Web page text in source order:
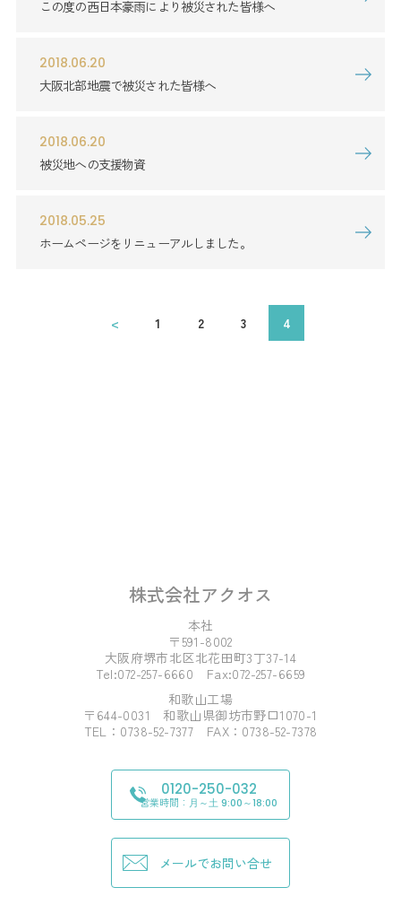
この度の西日本豪雨により被災された皆様へ
2018.06.20
大阪北部地震で被災された皆様へ
2018.06.20
被災地への支援物資
2018.05.25
ホームページをリニューアルしました。
< 1 2 3 4
株式会社アクオス
本社
〒591-8002
大阪府堺市北区北花田町3丁37-14
Tel:072-257-6660 Fax:072-257-6659
和歌山工場
〒644-0031 和歌山県御坊市野口1070-1
TEL：0738-52-7377 FAX：0738-52-7378
0120-250-032
営業時間： 月～土 9:00～18:00
メールでお問い合せ